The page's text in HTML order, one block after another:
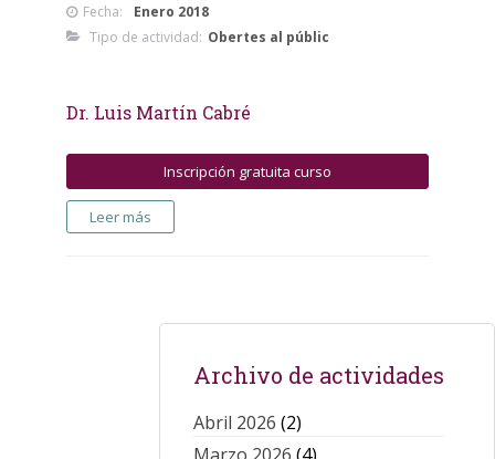
Fecha:
Enero 2018
Tipo de actividad: Obertes al públic
Dr. Luis Martín Cabré
Inscripción gratuita curso
Leer más
Archivo de actividades
Abril 2026 (2)